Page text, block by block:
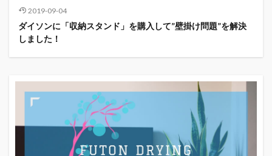
2019-09-04
ダイソンに「収納スタンド」を購入して”壁掛け問題”を解決
しました！